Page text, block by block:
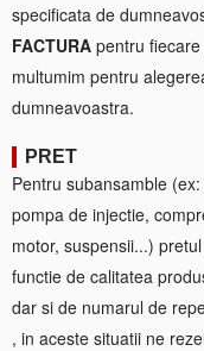
specificata de
FACTURA pentru
multumim pentru
dumneavoastra.
PRET
Pentru subansamble
pompa de injectie,
motor, suspensii...)
functie de calitatea
dar si de numarul de
, in aceste situatii ne